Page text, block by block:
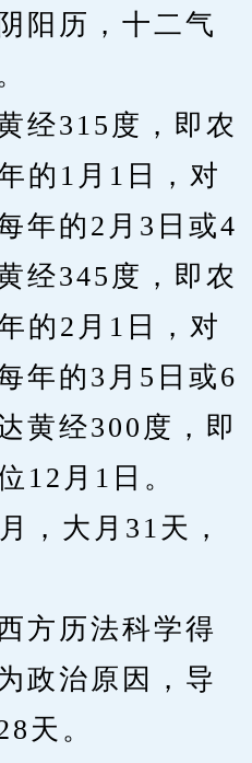
历，十二气
315度，即农
的1月1日，对
年的2月3日或4
经345度，即农
的2月1日，对
年的3月5日或6
黄经300度，即
12月1日。
大月31天，
历法科学得
政治原因，导
天。